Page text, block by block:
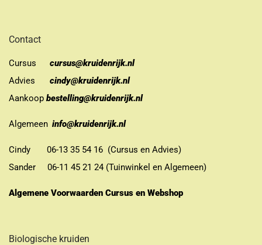
Contact
Cursus
cursus@kruidenrijk.nl
Advies
cindy@kruidenrijk.nl
Aankoop bestelling@kruidenrijk.nl
Algemeen info@kruidenrijk.nl
Cindy 06-13 35 54 16 (Cursus en Advies)
Sander 06-11 45 21 24 (Tuinwinkel en Algemeen)
Algemene Voorwaarden Cursus en Webshop
Biologische kruiden